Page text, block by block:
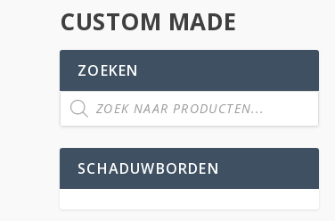
CUSTOM MADE
ZOEKEN
SCHADUWBORDEN